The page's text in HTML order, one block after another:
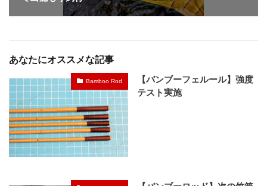
あなたにオススメな記事
Bamboo Rod
【バンブーフェルール】強度
テスト実施